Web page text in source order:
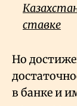
ставке
Но
в банке и